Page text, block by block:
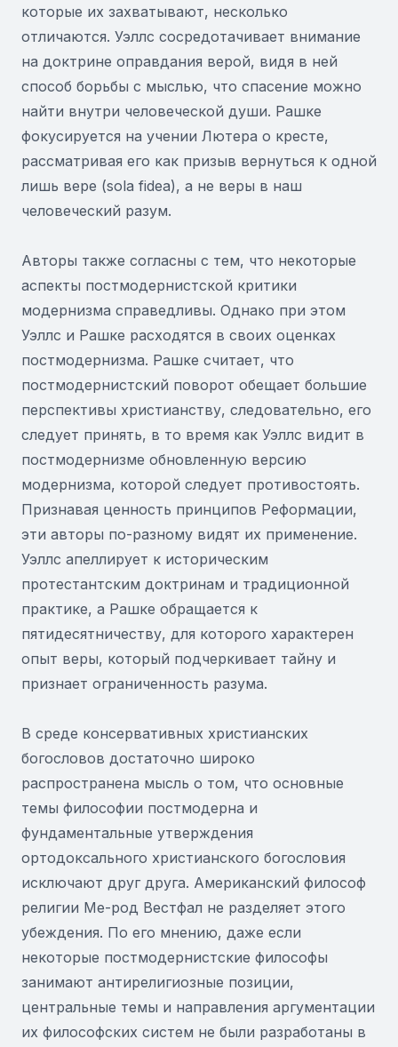
которые их захватывают, несколько
отличаются. Уэллс сосредотачивает внимание
на доктрине оправдания верой, видя в ней
способ борьбы с мыслью, что спасение можно
найти внутри человеческой души. Рашке
фокусируется на учении Лютера о кресте,
рассматривая его как призыв вернуться к одной
лишь вере (sola fidea), а не веры в наш
человеческий разум.
Авторы также согласны с тем, что некоторые
аспекты постмодернистской критики
модернизма справедливы. Однако при этом
Уэллс и Рашке расходятся в своих оценках
постмодернизма. Рашке считает, что
постмодернистский поворот обещает большие
перспективы христианству, следовательно, его
следует принять, в то время как Уэллс видит в
постмодернизме обновленную версию
модернизма, которой следует противостоять.
Признавая ценность принципов Реформации,
эти авторы по-разному видят их применение.
Уэллс апеллирует к историческим
протестантским доктринам и традиционной
практике, а Рашке обращается к
пятидесятничеству, для которого характерен
опыт веры, который подчеркивает тайну и
признает ограниченность разума.
В среде консервативных христианских
богословов достаточно широко
распространена мысль о том, что основные
темы философии постмодерна и
фундаментальные утверждения
ортодоксального христианского богословия
исключают друг друга. Американский философ
религии Ме-род Вестфал не разделяет этого
убеждения. По его мнению, даже если
некоторые постмодернистские философы
занимают антирелигиозные позиции,
центральные темы и направления аргументации
их философских систем не были разработаны в